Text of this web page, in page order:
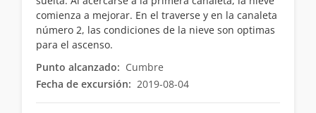
comienza a mejorar. En el traverse y en la canaleta
número 2, las condiciones de la nieve son optimas
para el ascenso.
Punto alcanzado: Cumbre
Fecha de excursión: 2019-08-04